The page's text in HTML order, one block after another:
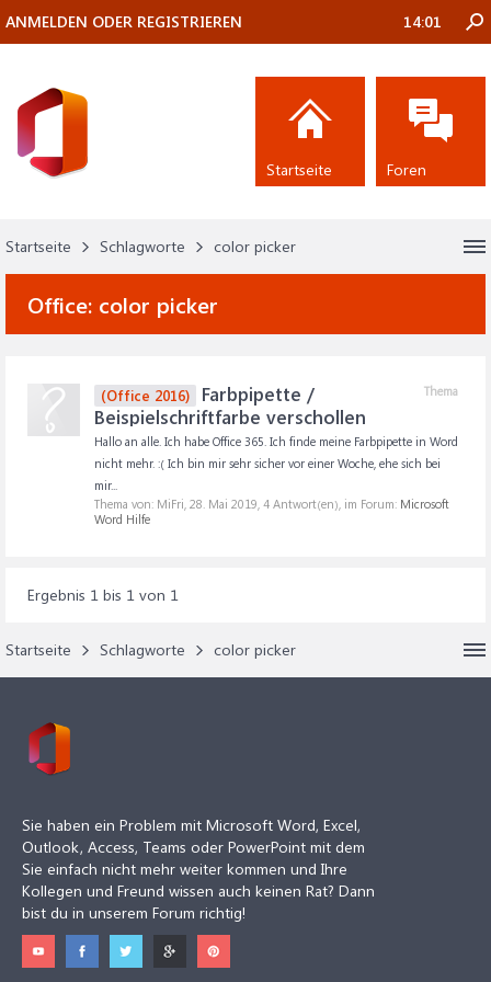
Startseite Schlagworte color picker
Office: color picker
Thema
(Office 2016)
Farbpipette /
Beispielschriftfarbe verschollen
Hallo an alle. Ich habe Office 365. Ich finde meine Farbpipette in Word
nicht mehr. :( Ich bin mir sehr sicher vor einer Woche, ehe sich bei
mir...
Thema von: MiFri, 28. Mai 2019, 4 Antwort(en), im Forum: Microsoft
Word Hilfe
Ergebnis 1 bis 1 von 1
Startseite Schlagworte color picker
ANMELDEN ODER REGISTRIEREN 14:01
Startseite Foren
Sie haben ein Problem mit Microsoft Word, Excel,
Outlook, Access, Teams oder PowerPoint mit dem
Sie einfach nicht mehr weiter kommen und Ihre
Kollegen und Freund wissen auch keinen Rat? Dann
bist du in unserem Forum richtig!